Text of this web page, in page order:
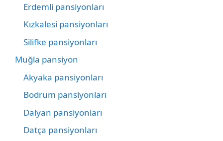
Erdemli pansiyonları
Kızkalesi pansiyonları
Silifke pansiyonları
Muğla pansiyon
Akyaka pansiyonları
Bodrum pansiyonları
Dalyan pansiyonları
Datça pansiyonları